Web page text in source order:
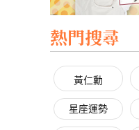
熱門搜尋
黃仁勳
星座運勢